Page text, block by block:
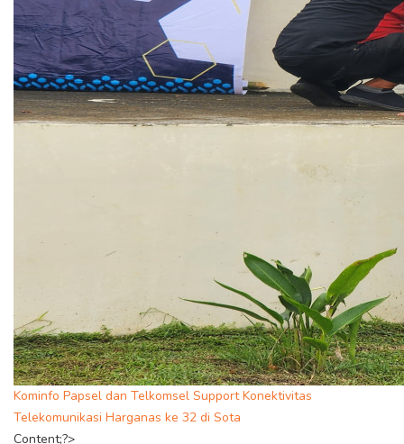
Kominfo Papsel dan Telkomsel Support Konektivitas
Telekomunikasi Harganas ke 32 di Sota
Content;?>